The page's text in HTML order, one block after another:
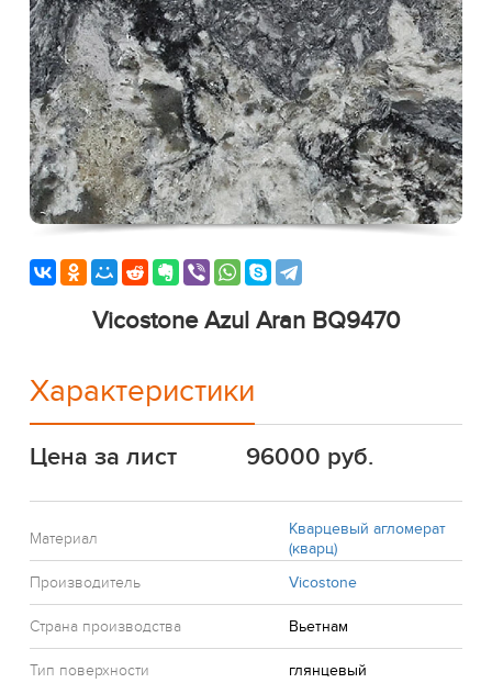
Vicostone Azul Aran BQ9470
Характеристики
Цена за лист 96000 руб.
Материал
Кварцевый агломерат
(кварц)
Производитель
Vicostone
Страна производства Вьетнам
Тип поверхности глянцевый